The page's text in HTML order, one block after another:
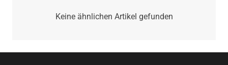
Keine ähnlichen Artikel gefunden